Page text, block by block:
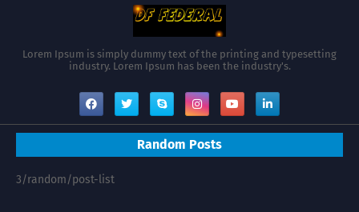
Lorem Ipsum is simply dummy text of the printing and typesetting
industry. Lorem Ipsum has been the industry's.
Random Posts
3/random/post-list